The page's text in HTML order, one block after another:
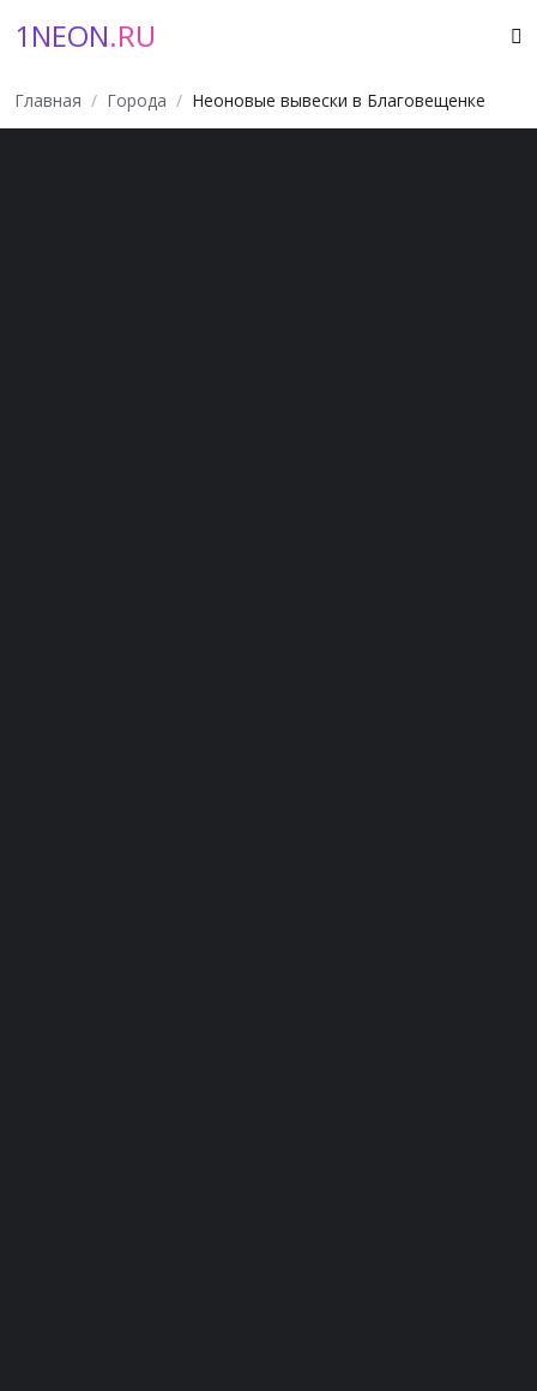
1NEON.RU
Главная Города Неоновые вывески в Благовещенке